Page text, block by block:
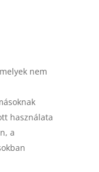
nem
használata
a